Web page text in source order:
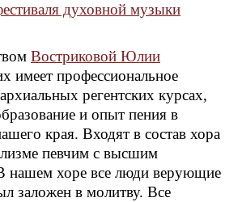
духовной музыки
Востриковой Юлии
имеет профессиональное
регентских курсах,
и опыт пения в
края. Входят в состав хора
певчим с высшим
нашем хоре все люди верующие
заложен в молитву. Все